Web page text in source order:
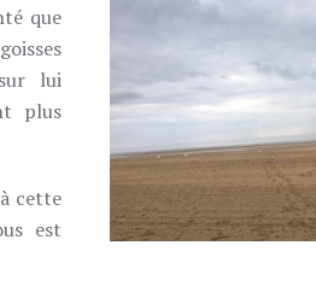
que
lui
plus
cette
est